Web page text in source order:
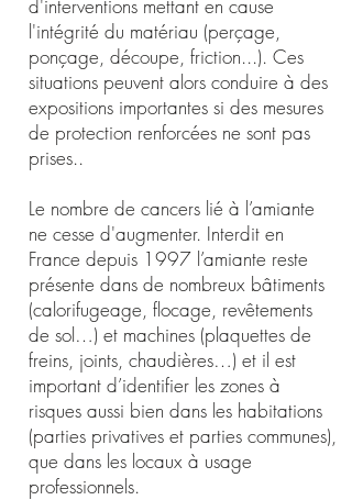
d'interventions mettant en cause
l'intégrité du matériau (perçage,
ponçage, découpe, friction...). Ces
situations peuvent alors conduire à des
expositions importantes si des mesures
de protection renforcées ne sont pas
prises..
Le nombre de cancers lié à l’amiante
ne cesse d'augmenter. Interdit en
France depuis 1997 l’amiante reste
présente dans de nombreux bâtiments
(calorifugeage, flocage, revêtements
de sol…) et machines (plaquettes de
freins, joints, chaudières…) et il est
important d’identifier les zones à
risques aussi bien dans les habitations
(parties privatives et parties communes),
que dans les locaux à usage
professionnels.